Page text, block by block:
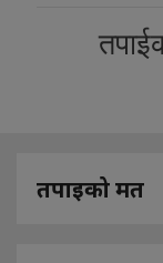
तपाइको मत